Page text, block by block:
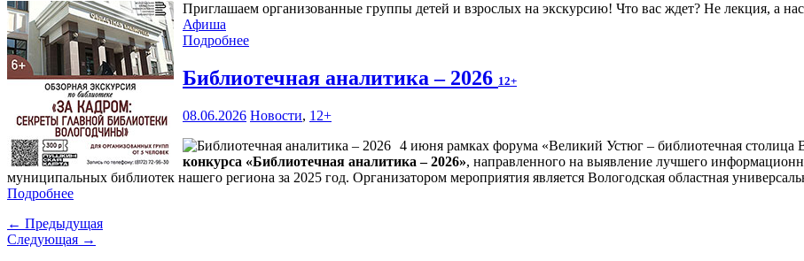
Приглашаем организованные группы детей и взрослых на экскурсию! Что вас ждет? Не лекция, а
Афиша
Подробнее
Библиотечная аналитика – 2026 12+
08.06.2026 Новости, 12+
4 июня рамках форума «Великий Устюг – библиотечная столица
конкурса «Библиотечная аналитика – 2026», направленного на выявление лучшего
муниципальных библиотек нашего региона за 2025 год. Организатором мероприятия является Вологодская областная
Подробнее
← Предыдущая
Следующая →